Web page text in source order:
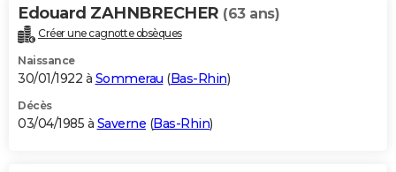
Edouard ZAHNBRECHER (63 ans)
Créer une cagnotte obsèques
Naissance
30/01/1922 à Sommerau (Bas-Rhin)
Décès
03/04/1985 à Saverne (Bas-Rhin)